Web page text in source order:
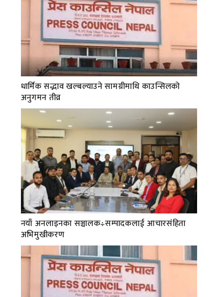
धार्मिक सद्भाव खल्बल्याउने सामग्रीमाथि काउन्सिलको
अनुगमन तीव्र
नयाँ अनलाइनका सञ्चालक÷सम्पादकलाई आचारसंहिता
अभिमुखीकरण